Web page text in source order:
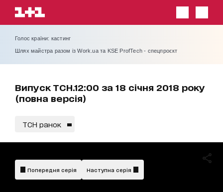
Голос країни: кастинг
Шлях майстра разом із Work.ua та KSE ProfTech - спецпроєкт
Випуск ТСН.12:00 за 18 січня 2018 року
(повна версія)
ТСН ранок
Попередня серія Наступна серія